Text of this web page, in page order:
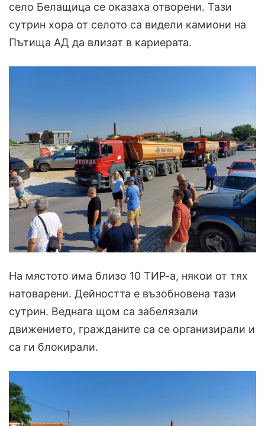
село Белащица се оказаха отворени. Тази
сутрин хора от селото са видели камиони на
Пътища АД да влизат в кариерата.
На мястото има близо 10 ТИР-а, някои от тях
натоварени. Дейността е възобновена тази
сутрин. Веднага щом са забелязали
движението, гражданите са се организирали и
са ги блокирали.